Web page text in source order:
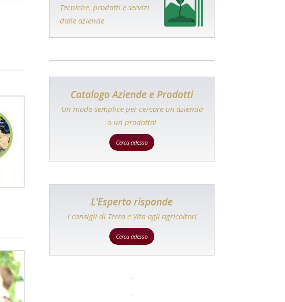
Tecniche, prodotti e servizi
dalle aziende
Catalogo Aziende e Prodotti
Un modo semplice per cercare un'azienda
o un prodotto!
Cerca adesso
L'Esperto risponde
I consigli di Terra e Vita agli agricoltori
Cerca adesso